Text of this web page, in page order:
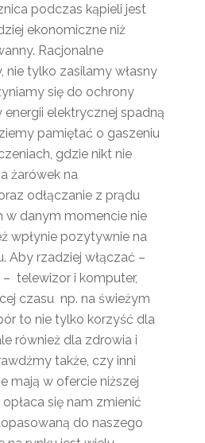
podczas kąpieli jest
ekonomiczne niż
Racjonalne
nie tylko zasilamy własny
się do ochrony
elektrycznej spadną
pamiętać o gaszeniu
gdzie nikt nie
żarówek na
odłączanie z prądu
w danym momencie nie
wpłynie pozytywnie na
Aby rzadziej włączać –
– telewizor i komputer,
czasu np. na świeżym
to nie tylko korzyść dla
również dla zdrowia i
także, czy inni
mają w ofercie niższej
się nam zmienić
do naszego